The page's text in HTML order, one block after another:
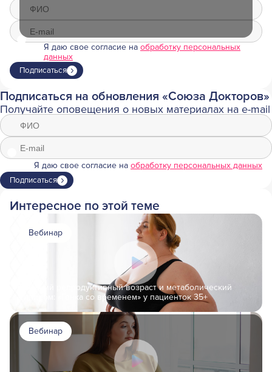
Я даю свое согласие на обработку персональных
данных
Подписаться
Подписаться на обновления «Союза Докторов»
Получайте оповещения о новых материалах на e-mail
Я даю свое согласие на обработку персональных данных
Подписаться
Интересное по этой теме
Вебинар
Поздний репродуктивный возраст и метаболический
синдром: «Гонка со временем» у пациенток 35+
Вебинар